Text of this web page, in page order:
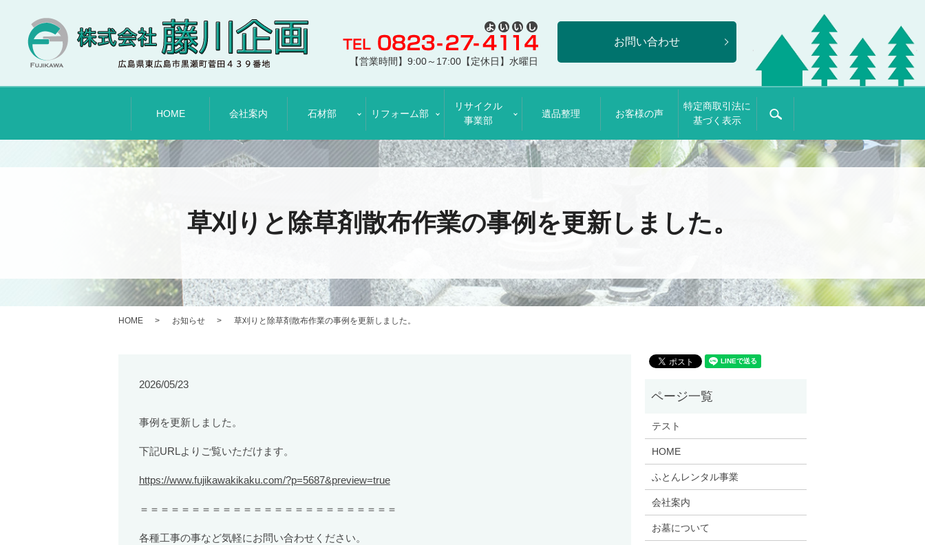
【営業時間】9:00～17:00【定休日】水曜日
お問い合わせ
HOME 会社案内 石材部 リフォーム部
リサイクル
事業部
遺品整理 お客様の声
特定商取引法に
基づく表示
草刈りと除草剤散布作業の事例を更新しました。
HOME お知らせ 草刈りと除草剤散布作業の事例を更新しました。
2026/05/23
事例を更新しました。
下記URLよりご覧いただけます。
https://www.fujikawakikaku.com/?p=5687&preview=true
＝＝＝＝＝＝＝＝＝＝＝＝＝＝＝＝＝＝＝＝＝＝＝＝＝
各種工事の事など気軽にお問い合わせください。
テスト
HOME
ふとんレンタル事業
会社案内
お墓について